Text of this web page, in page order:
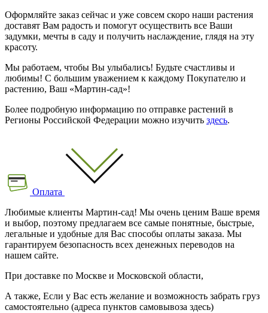
Оформляйте заказ сейчас и уже совсем скоро наши растения
доставят Вам радость и помогут осуществить все Ваши
задумки, мечты в саду и получить наслаждение, глядя на эту
красоту.
Мы работаем, чтобы Вы улыбались! Будьте счастливы и
любимы! С большим уважением к каждому Покупателю и
растению, Ваш «Мартин-сад»!
Более подробную информацию по отправке растений в
Регионы Российской Федерации можно изучить здесь.
Оплата
Любимые клиенты Мартин-сад! Мы очень ценим Ваше время
и выбор, поэтому предлагаем все самые понятные, быстрые,
легальные и удобные для Вас способы оплаты заказа. Мы
гарантируем безопасность всех денежных переводов на
нашем сайте.
При доставке по Москве и Московской области,
А также, Если у Вас есть желание и возможность забрать груз
самостоятельно (адреса пунктов самовывоза здесь)